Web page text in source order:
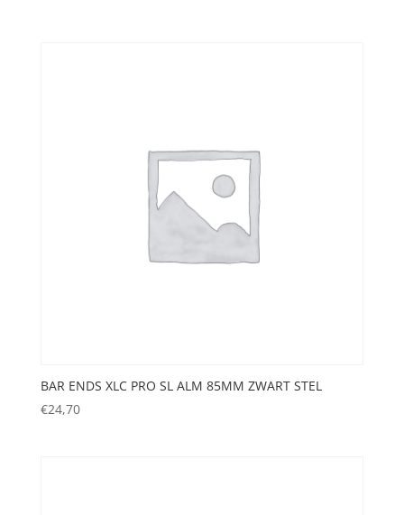
BAR ENDS XLC PRO SL ALM 85MM ZWART STEL
€24,70